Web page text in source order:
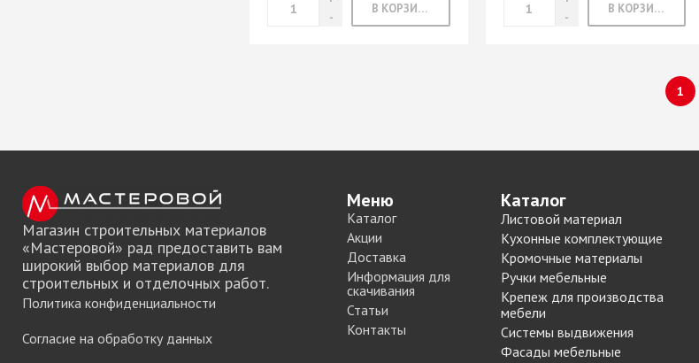
В КОРЗИНУ В КОРЗИНУ
1
Магазин строительных материалов
«Мастеровой» рад предоставить вам
широкий выбор материалов для
строительных и отделочных работ.
Политика конфиденциальности
Согласие на обработку данных
Меню
Каталог
Акции
Доставка
Информация для
скачивания
Статьи
Контакты
Каталог
Листовой материал
Кухонные комплектующие
Кромочные материалы
Ручки мебельные
Крепеж для производства
мебели
Системы выдвижения
Фасады мебельные